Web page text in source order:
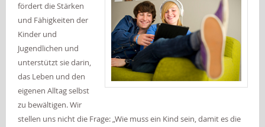
fördert die Stärken
und Fähigkeiten der
Kinder und
Jugendlichen und
unterstützt sie darin,
das Leben und den
eigenen Alltag selbst
zu bewältigen. Wir
stellen uns nicht die Frage: „Wie muss ein Kind sein, damit es die